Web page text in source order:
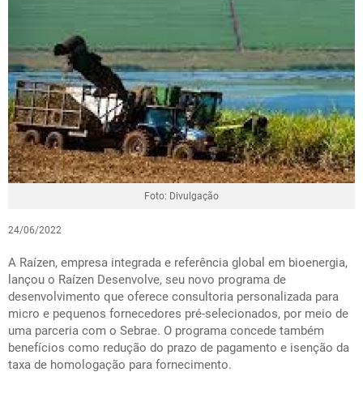
Foto: Divulgação
24/06/2022
A Raízen, empresa integrada e referência global em bioenergia,
lançou o Raízen Desenvolve, seu novo programa de
desenvolvimento que oferece consultoria personalizada para
micro e pequenos fornecedores pré-selecionados, por meio de
uma parceria com o Sebrae. O programa concede também
benefícios como redução do prazo de pagamento e isenção da
taxa de homologação para fornecimento.